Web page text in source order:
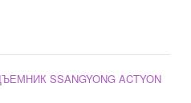
SSANGYONG ACTYON